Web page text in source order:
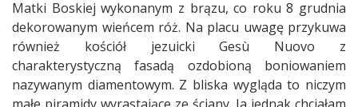
Matki Boskiej wykonanym z brązu, co roku 8 grudnia
dekorowanym wieńcem róż. Na placu uwagę przykuwa
również kościół jezuicki Gesù Nuovo z
charakterystyczną fasadą ozdobioną boniowaniem
nazywanym diamentowym. Z bliska wygląda to niczym